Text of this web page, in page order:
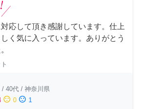
応して頂き感謝しています。仕上
く気に入っています。ありがとう
/ 40代 / 神奈川県
sentiment_neutral 0 sentiment_dissatisfied 1